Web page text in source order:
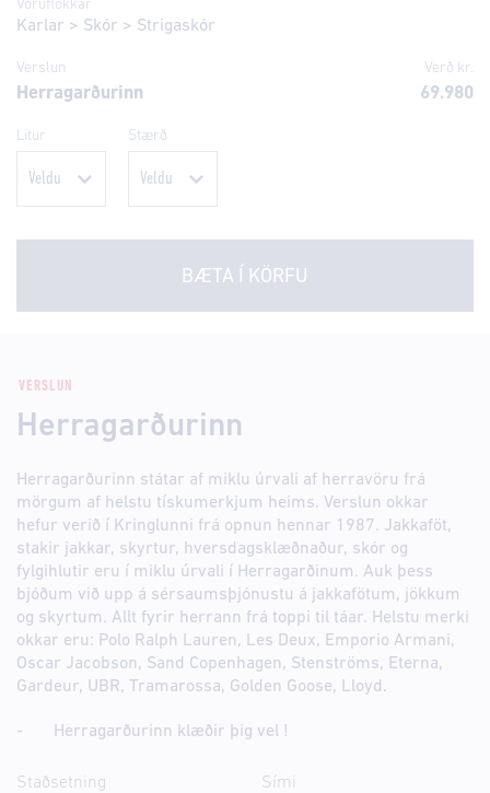
Vöruflokkar
Karlar > Skór > Strigaskór
Verslun Verð kr.
Herragarðurinn 69.980
Litur Stærð
BÆTA Í KÖRFU
VERSLUN
Herragarðurinn
Herragarðurinn státar af miklu úrvali af herravöru frá
mörgum af helstu tískumerkjum heims. Verslun okkar
hefur verið í Kringlunni frá opnun hennar 1987. Jakkaföt,
stakir jakkar, skyrtur, hversdagsklæðnaður, skór og
fylgihlutir eru í miklu úrvali í Herragarðinum. Auk þess
bjóðum við upp á sérsaumsþjónustu á jakkafötum, jökkum
og skyrtum. Allt fyrir herrann frá toppi til táar. Helstu merki
okkar eru: Polo Ralph Lauren, Les Deux, Emporio Armani,
Oscar Jacobson, Sand Copenhagen, Stenströms, Eterna,
Gardeur, UBR, Tramarossa, Golden Goose, Lloyd.
- Herragarðurinn klæðir þig vel !
Staðsetning
Sími